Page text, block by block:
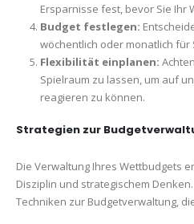
Ersparnisse fest, bevor Sie Ihr
Budget festlegen:
wöchentlich oder monatlich
Flexibilität einplanen:
Spielraum zu lassen, um auf
reagieren zu können.
Strategien zur
Die Verwaltung Ihres Wettbudgets
Disziplin und strategischem
Techniken zur Budgetverwaltung,